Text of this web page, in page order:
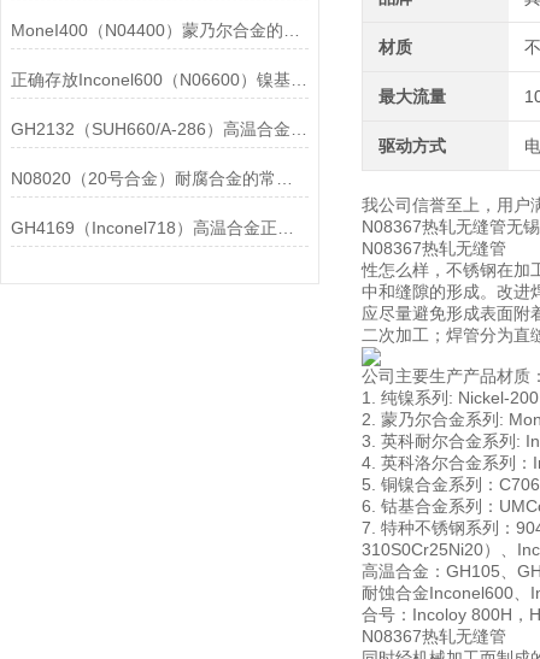
正确存放Inconel600（N06600）镍基合金的重要性介绍
材质
最大流量
驱动方式
我公司信誉至上，用户
N08367热轧无缝管无
N08367热轧无缝管 在
性怎么样，不锈钢在
中和缝隙的形成。改进
应尽量避免形成表面附
二次加工；焊管分为直
公司主要生产产品材质
1. 纯镍系列: Nickel-
2. 蒙乃尔合金系列:
3. 英科耐尔合金系列:
4. 英科洛尔合金系列
5. 铜镍合金系列：
6. 钴基合金系列：
7. 特种不锈钢系列：
310S0Cr25Ni20）、
高温合金：GH105、
耐蚀合金Inconel600、
合号：Incoloy 800H，
N08367热轧无缝管 表